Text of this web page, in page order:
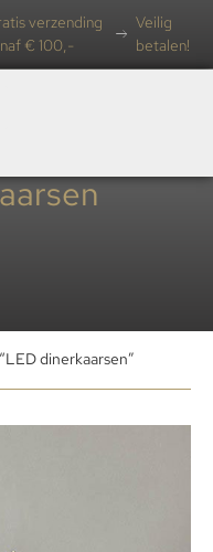
verzending
€ 100,-
Veilig
betalen!
dinerkaarsen”